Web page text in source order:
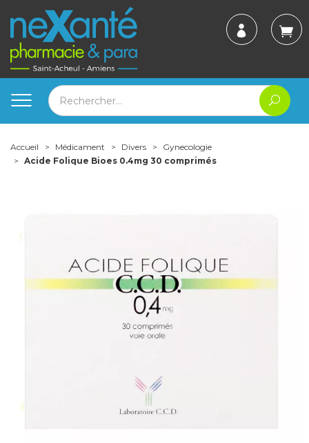
Accueil Médicament Divers
Gynecologie
Acide Folique Bioes 0.4mg 30 comprimés